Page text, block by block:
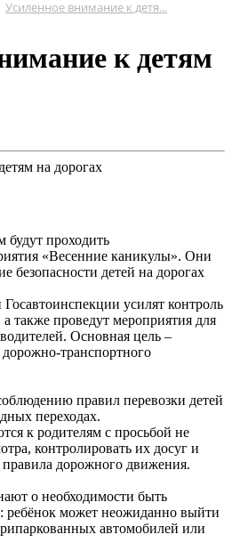
Усиленное внимание к детя...
к детям
будут проходить
«Весенние каникулы». Они
безопасности детей на дорогах
усилят контроль
также проведут мероприятия для
Основная цель –
транспортного
правил перевозки детей
переходах.
к родителям с просьбой не
контролировать их досуг и
дорожного движения.
о необходимости быть
ребёнок может неожиданно выйти
автомобилей или